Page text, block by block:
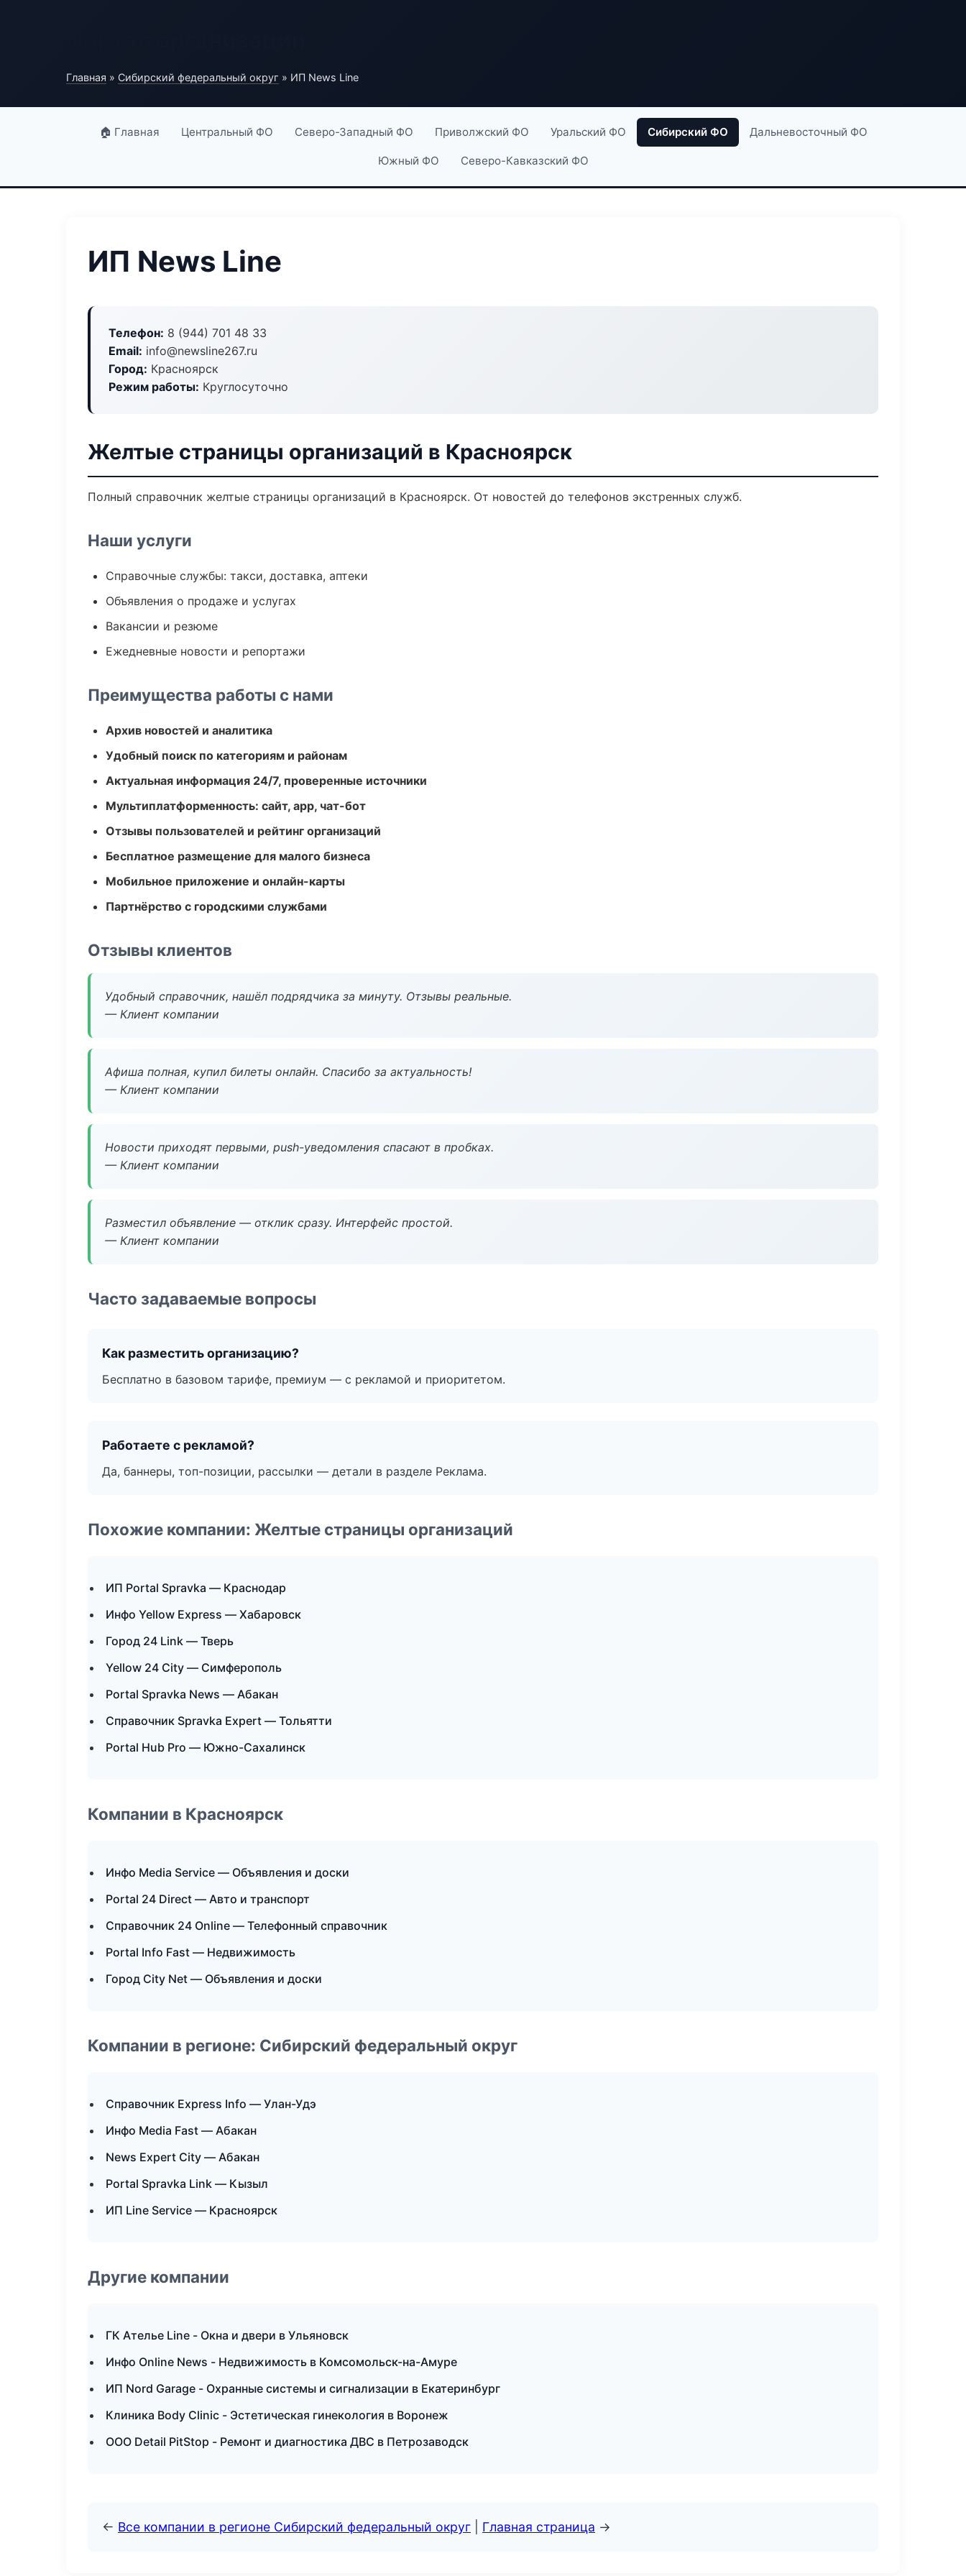
Главная » Сибирский федеральный округ » ИП News Line
🏠 Главная Центральный ФО Северо-Западный ФО Приволжский ФО Уральский ФО Сибирский ФО Дальневосточный ФО
Южный ФО Северо-Кавказский ФО
ИП News Line
Телефон: 8 (944) 701 48 33
Email: info@newsline267.ru
Город: Красноярск
Режим работы: Круглосуточно
Желтые страницы организаций в Красноярск
Полный справочник желтые страницы организаций в Красноярск. От новостей до телефонов экстренных служб.
Наши услуги
Справочные службы: такси, доставка, аптеки
Объявления о продаже и услугах
Вакансии и резюме
Ежедневные новости и репортажи
Преимущества работы с нами
Архив новостей и аналитика
Удобный поиск по категориям и районам
Актуальная информация 24/7, проверенные источники
Мультиплатформенность: сайт, app, чат-бот
Отзывы пользователей и рейтинг организаций
Бесплатное размещение для малого бизнеса
Мобильное приложение и онлайн-карты
Партнёрство с городскими службами
Отзывы клиентов
Удобный справочник, нашёл подрядчика за минуту. Отзывы реальные.
— Клиент компании
Афиша полная, купил билеты онлайн. Спасибо за актуальность!
— Клиент компании
Новости приходят первыми, push-уведомления спасают в пробках.
— Клиент компании
Разместил объявление — отклик сразу. Интерфейс простой.
— Клиент компании
Часто задаваемые вопросы
Как разместить организацию?
Бесплатно в базовом тарифе, премиум — с рекламой и приоритетом.
Работаете с рекламой?
Да, баннеры, топ-позиции, рассылки — детали в разделе Реклама.
Похожие компании: Желтые страницы организаций
ИП Portal Spravka — Краснодар
Инфо Yellow Express — Хабаровск
Город 24 Link — Тверь
Yellow 24 City — Симферополь
Portal Spravka News — Абакан
Справочник Spravka Expert — Тольятти
Portal Hub Pro — Южно-Сахалинск
Компании в Красноярск
Инфо Media Service — Объявления и доски
Portal 24 Direct — Авто и транспорт
Справочник 24 Online — Телефонный справочник
Portal Info Fast — Недвижимость
Город City Net — Объявления и доски
Компании в регионе: Сибирский федеральный округ
Справочник Express Info — Улан-Удэ
Инфо Media Fast — Абакан
News Expert City — Абакан
Portal Spravka Link — Кызыл
ИП Line Service — Красноярск
Другие компании
ГК Ателье Line - Окна и двери в Ульяновск
Инфо Online News - Недвижимость в Комсомольск-на-Амуре
ИП Nord Garage - Охранные системы и сигнализации в Екатеринбург
Клиника Body Clinic - Эстетическая гинекология в Воронеж
ООО Detail PitStop - Ремонт и диагностика ДВС в Петрозаводск
← Все компании в регионе Сибирский федеральный округ Главная страница →